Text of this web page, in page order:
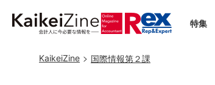
特集
KaikeiZine 国際情報第２課